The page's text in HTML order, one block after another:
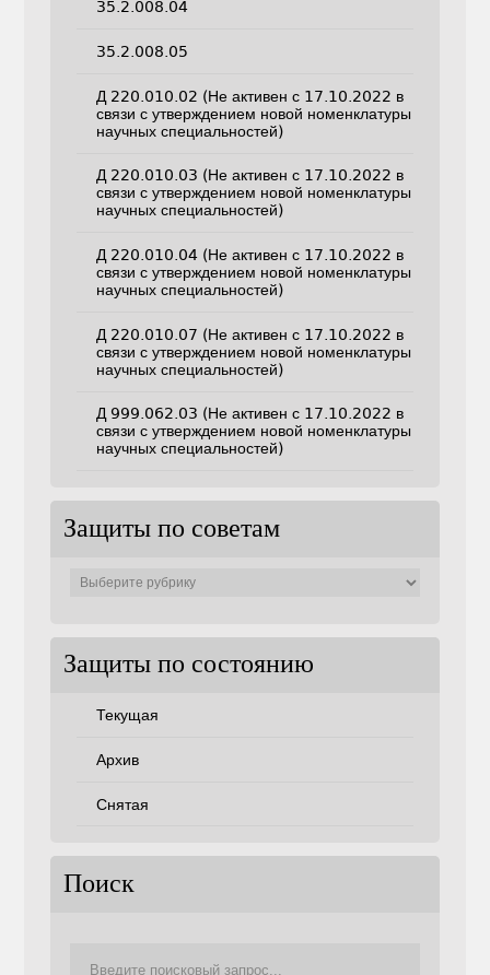
35.2.008.04
35.2.008.05
Д 220.010.02 (Не активен с 17.10.2022 в
связи с утверждением новой номенклатуры
научных специальностей)
Д 220.010.03 (Не активен с 17.10.2022 в
связи с утверждением новой номенклатуры
научных специальностей)
Д 220.010.04 (Не активен с 17.10.2022 в
связи с утверждением новой номенклатуры
научных специальностей)
Д 220.010.07 (Не активен с 17.10.2022 в
связи с утверждением новой номенклатуры
научных специальностей)
Д 999.062.03 (Не активен с 17.10.2022 в
связи с утверждением новой номенклатуры
научных специальностей)
Защиты по советам
Защиты по состоянию
Текущая
Архив
Снятая
Поиск